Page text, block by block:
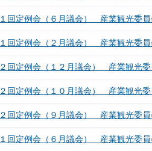
回定例会（６月議会） 産業観光委員
回定例会（２月議会） 産業観光委員
回定例会（１２月議会） 産業観光委
回定例会（１０月議会） 産業観光委
回定例会（９月議会） 産業観光委員
回定例会（６月議会） 産業観光委員